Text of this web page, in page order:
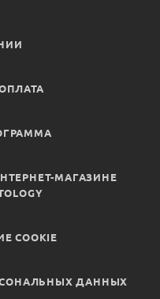
МАГАЗИНЕ
COOKIE
ДАННЫХ